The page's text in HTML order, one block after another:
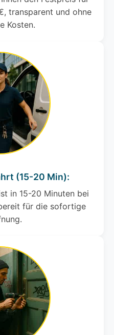
transparent und ohne
Kosten.
(15-20 Min):
in 15-20 Minuten bei
für die sofortige